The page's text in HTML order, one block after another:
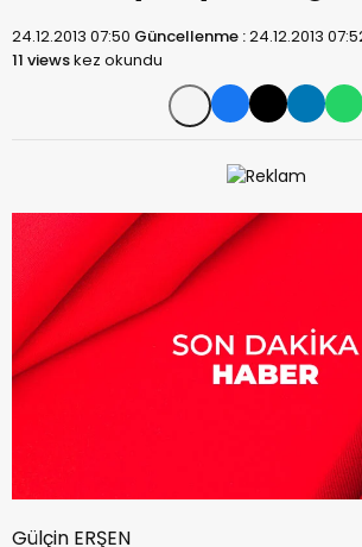
24.12.2013 07:50 Güncellenme :24.12.2013
11 viewskez okundu
Gülçin ERŞEN